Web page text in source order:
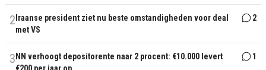
2 Iraanse president ziet nu beste omstandigheden voor deal
met VS
2
3 NN verhoogt depositorente naar 2 procent: €10.000 levert
1